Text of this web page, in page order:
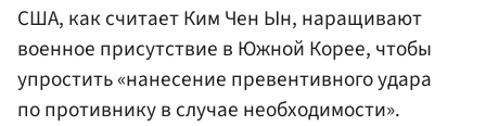
США, как считает Ким Чен Ын, наращивают
военное присутствие в Южной Корее, чтобы
упростить «нанесение превентивного удара
по противнику в случае необходимости».